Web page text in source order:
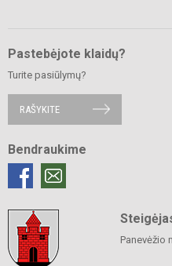
Pastebėjote klaidų?
Turite pasiūlymų?
RAŠYKITE
Bendraukime
Panevėžio